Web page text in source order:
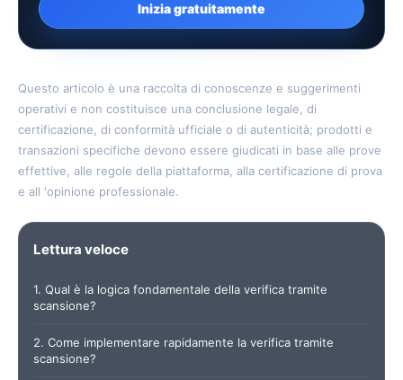
Inizia gratuitamente
Questo articolo è una raccolta di conoscenze e suggerimenti
operativi e non costituisce una conclusione legale, di
certificazione, di conformità ufficiale o di autenticità; prodotti e
transazioni specifiche devono essere giudicati in base alle prove
effettive, alle regole della piattaforma, alla certificazione di prova
e all 'opinione professionale.
Lettura veloce
1. Qual è la logica fondamentale della verifica tramite
scansione?
2. Come implementare rapidamente la verifica tramite
scansione?